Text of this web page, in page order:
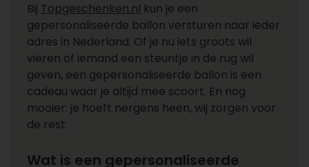
Bij Topgeschenken.nl kun je een
gepersonaliseerde ballon versturen naar ieder
adres in Nederland. Of je nu iets groots wil
vieren of iemand een steuntje in de rug wil
geven, een gepersonaliseerde ballon is een
cadeau waar je altijd mee scoort. En nog
mooier: je hoeft nergens heen, wij zorgen voor
de rest.
Wat is een gepersonaliseerde